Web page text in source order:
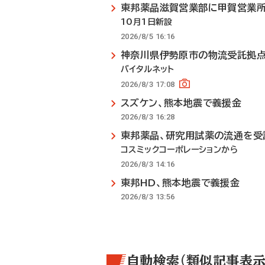
東邦薬品滋賀営業部に甲賀営業
10月1日新設
2026/8/5 16:16
神奈川県伊勢原市の物流受託拠
バイタルネット
2026/8/3 17:08
スズケン、熊本地震で義援金
2026/8/3 16:28
東邦薬品、研究用試薬の流通を受
コスミックコーポレーションから
2026/8/3 14:16
東邦HD、熊本地震で義援金
2026/8/3 13:56
自動検索（類似記事表示